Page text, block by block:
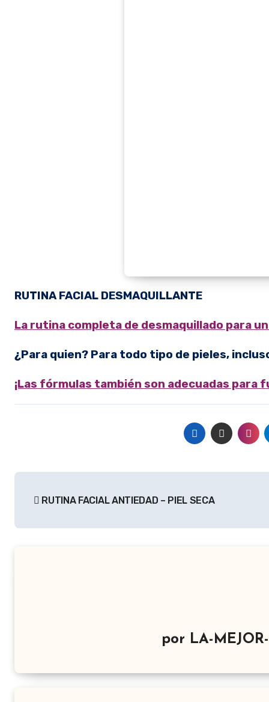
RUTINA FACIAL DESMAQUILLANTE
La rutina completa de desmaquillado para
¿Para quien? Para todo tipo de pieles,
¡Las fórmulas también son adecuadas para
de
entradas
RUTINA FACIAL ANTIEDAD – PIEL SECA
por LA-